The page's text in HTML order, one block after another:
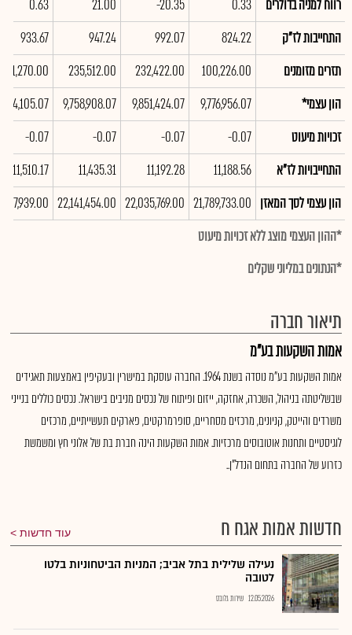
רווח למניה בדולרים
0.33
-20.35
21.00
0.63
התחייבות לז"ק
824.22
992.07
947.24
933.67
תזרים מזומנים
100,226.00
232,422.00
235,512.00
231,270.00
הון עצמי*
9,776,956.07
9,851,424.07
9,758,908.07
זכויות מיעוט
-0.07
-0.07
-0.07
-0.07
התחייבויות לז"א
11,188.56
11,192.28
11,435.31
11,510.17
הון עצמי לסך המאזן 21,789,733.00
22,035,769.00
22,141,454.00
*ההון העצמי מוצג ללא זכויות מיעוט
*הנתונים במליוני שקלים
תיאור חברה
אמות השקעות בע"מ
אמות השקעות בע"מ נוסדה בשנת 1964. החברה עוסקת במישרין ובעקיפין באמצעות תאגידים
שבשליטתה בניהול, השכרה, אחזקה, ייזום ופיתוח של נכסים מניבים בישראל. נכסים כוללים בנייני
משרדים והייטק, קניונים, מרכזים מסחריים, סופרמרקטים, פארקים תעשייתיים, מרכזים
לוגיסטיים ותחנות אוטובוסים מרכזיות. אמות השקעות הינה חברת בת של אלוני חץ ומשמשת
כזרוע של החברה בתחום הנדל"ן..
חדשות אמות אגח ח עוד חדשות
נעילה שלילית בתל אביב; המניות הביטחוניות בלטו
לטובה
12.05.2026 שירות גלובס